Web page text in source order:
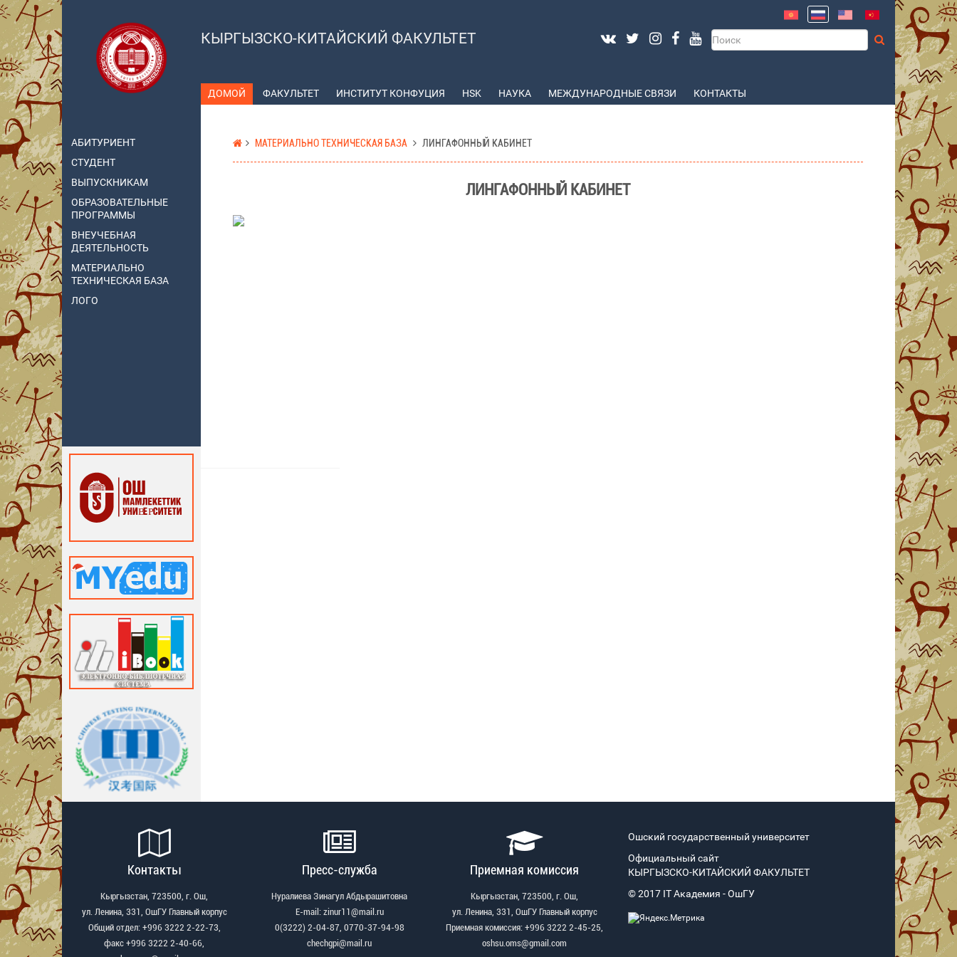
КЫРГЫЗСКО-КИТАЙСКИЙ ФАКУЛЬТЕТ
ДОМОЙ ФАКУЛЬТЕТ ИНСТИТУТ КОНФУЦИЯ HSK НАУКА МЕЖДУНАРОДНЫЕ СВЯЗИ КОНТАКТЫ
АБИТУРИЕНТ
СТУДЕНТ
ВЫПУСКНИКАМ
ОБРАЗОВАТЕЛЬНЫЕ
ПРОГРАММЫ
ВНЕУЧЕБНАЯ
ДЕЯТЕЛЬНОСТЬ
МАТЕРИАЛЬНО
ТЕХНИЧЕСКАЯ БАЗА
ЛОГО
МАТЕРИАЛЬНО ТЕХНИЧЕСКАЯ БАЗА ЛИНГАФОННЫЙ КАБИНЕТ
ЛИНГАФОННЫЙ КАБИНЕТ
Контакты
Кыргызстан, 723500, г. Ош,
ул. Ленина, 331, ОшГУ Главный корпус
Общий отдел: +996 3222 2-22-73,
факс +996 3222 2-40-66,
Пресс-служба
Нуралиева Зинагул Абдырашитовна
Е-mail: zinur11@mail.ru
0(3222) 2-04-87, 0770-37-94-98
chechgpi@mail.ru
Приемная комиссия
Кыргызстан, 723500, г. Ош,
ул. Ленина, 331, ОшГУ Главный корпус
Приемная комиссия: +996 3222 2-45-25,
oshsu.oms@gmail.com
Ошский государственный университет
Официальный сайт
КЫРГЫЗСКО-КИТАЙСКИЙ ФАКУЛЬТЕТ
© 2017 IT Академия - OшГУ